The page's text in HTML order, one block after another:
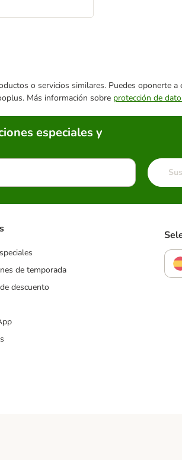
o servicios similares. Puedes oponerte
Más información sobre protección de
especiales y
de temporada
descuento